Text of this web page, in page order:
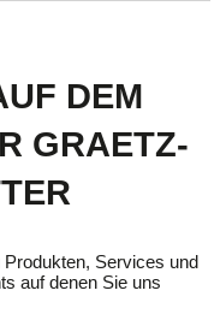
DEM
GRAETZ-
Services und
auf denen Sie uns